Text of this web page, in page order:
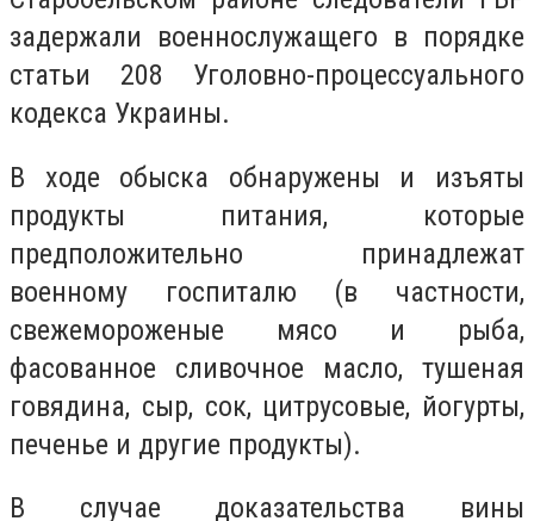
задержали военнослужащего в порядке
статьи 208 Уголовно-процессуального
кодекса Украины.
В ходе обыска обнаружены и изъяты
продукты питания, которые
предположительно принадлежат
военному госпиталю (в частности,
свежемороженые мясо и рыба,
фасованное сливочное масло, тушеная
говядина, сыр, сок, цитрусовые, йогурты,
печенье и другие продукты).
В случае доказательства вины